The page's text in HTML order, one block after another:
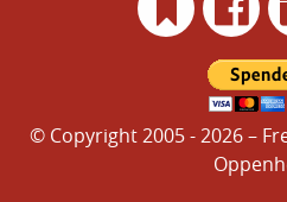
© Copyright 2005 - 2026 –